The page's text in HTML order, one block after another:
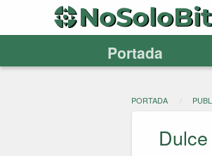
Portada
PORTADA